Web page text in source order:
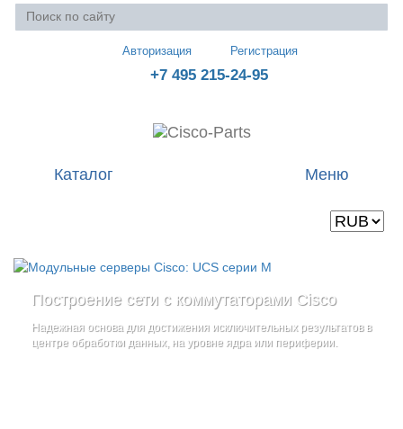
Авторизация Регистрация
+7 495 215-24-95
Меню
Каталог
Построение сети с коммутаторами Cisco
Надежная основа для достижения исключительных результатов в
центре обработки данных, на уровне ядра или периферии.
Стоечные серверы Cisco UCS серии C
Созданы для сокращения общей стоимости владенияи
повышение адаптивности Вашего бизнеса
дополнительные компоненты